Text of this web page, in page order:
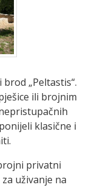
„Peltastis“.
ili brojnim
klasične i
privatni
uživanje na